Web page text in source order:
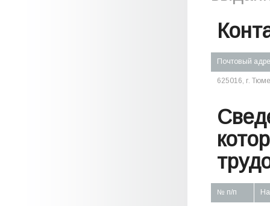
Почтовый
625016, г.
№ п/п